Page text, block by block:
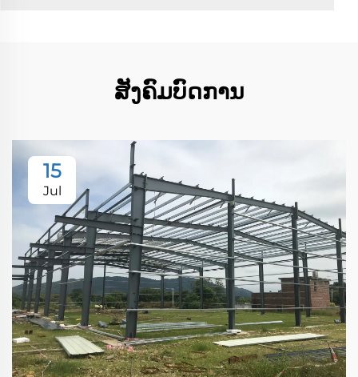
ສັງຄົມບົດການ
15
Jul